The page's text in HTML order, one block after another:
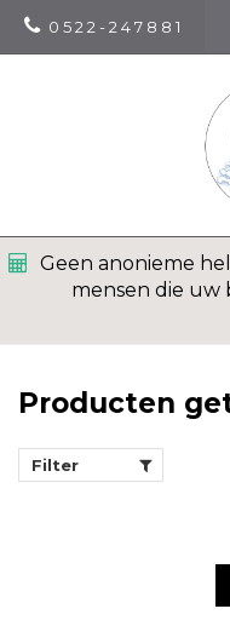
0 5 2 2 - 2 4 7 8 8 1
Geen anonieme
mensen die uw
Producten
Filter